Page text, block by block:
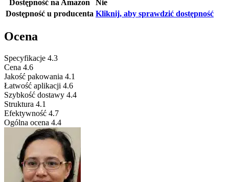
Dostępność na Amazon
Nie
Dostępność u producenta Kliknij, aby sprawdzić dostępność
Ocena
Specyfikacje 4.3
Cena 4.6
Jakość pakowania 4.1
Łatwość aplikacji 4.6
Szybkość dostawy 4.4
Struktura 4.1
Efektywność 4.7
Ogólna ocena 4.4